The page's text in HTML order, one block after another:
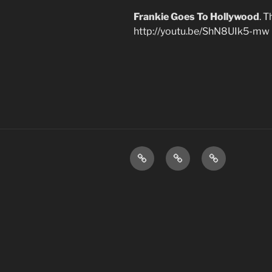
Frankie Goes To Hollywood.
http://youtu.be/ShN8UIk5-mw
Home
Over
mij.
Disclaimer.